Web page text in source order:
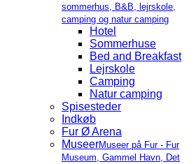
sommerhus, B&B, lejrskole,
camping og natur camping
Hotel
Sommerhuse
Bed and Breakfast
Lejrskole
Camping
Natur camping
Spisesteder
Indkøb
Fur Ø Arena
MuseerMuseer på Fur - Fur
Museum, Gammel Havn, Det